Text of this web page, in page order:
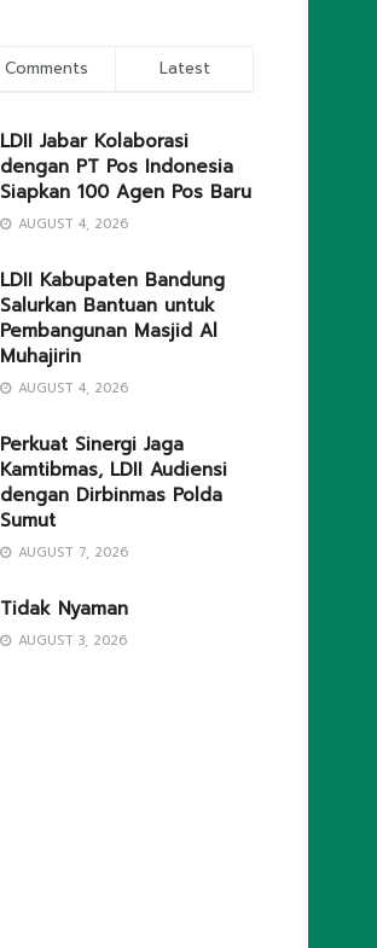
Comments Latest
LDII Jabar Kolaborasi
dengan PT Pos Indonesia
Siapkan 100 Agen Pos Baru
AUGUST 4, 2026
LDII Kabupaten Bandung
Salurkan Bantuan untuk
Pembangunan Masjid Al
Muhajirin
AUGUST 4, 2026
Perkuat Sinergi Jaga
Kamtibmas, LDII Audiensi
dengan Dirbinmas Polda
Sumut
AUGUST 7, 2026
Tidak Nyaman
AUGUST 3, 2026